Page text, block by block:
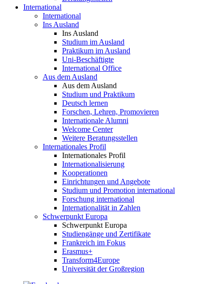
International
International
Ins Ausland
Ins Ausland
Studium im Ausland
Praktikum im Ausland
Uni-Beschäftigte
International Office
Aus dem Ausland
Aus dem Ausland
Studium und Praktikum
Deutsch lernen
Forschen, Lehren, Promovieren
Internationale Alumni
Welcome Center
Weitere Beratungsstellen
Internationales Profil
Internationales Profil
Internationalisierung
Kooperationen
Einrichtungen und Angebote
Studium und Promotion international
Forschung international
Internationalität in Zahlen
Schwerpunkt Europa
Schwerpunkt Europa
Studiengänge und Zertifikate
Frankreich im Fokus
Erasmus+
Transform4Europe
Universität der Großregion